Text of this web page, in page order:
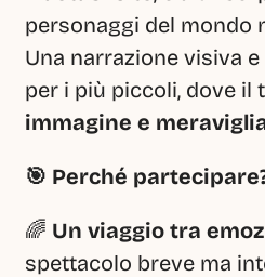
personaggi del mondo
Una narrazione visiva
per i più piccoli, dove il
immagine e
🎯 Perché
🌈 Un viaggio tra
spettacolo breve ma